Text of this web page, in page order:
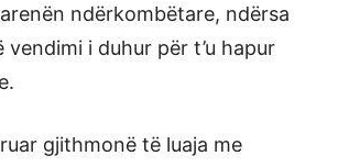
ndërkombëtare, ndërsa
vendimi i duhur për t’u hapur
gjithmonë të luaja me